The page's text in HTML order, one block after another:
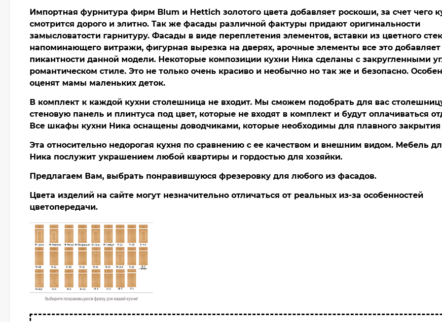
Импортная фурнитура фирм Blum и Hettich золотого цвета добавляет роскоши, за счет чего
смотрится дорого и элитно. Так же фасады различной фактуры придают оригинальности
замысловатости гарнитуру. Фасады в виде переплетения элементов, вставки из цветного
напоминающего витражи, фигурная вырезка на дверях, арочные элементы все это добавляет
пикантности данной модели. Некоторые композиции кухни Ника сделаны с закругленными
романтическом стиле. Это не только очень красиво и необычно но так же и безопасно.
оценят мамы маленьких деток.
В комплект к каждой кухни столешница не входит. Мы сможем подобрать для вас
стеновую панель и плинтуса под цвет, которые не входят в комплект и будут оплачиваться
Все шкафы кухни Ника оснащены доводчиками, которые необходимы для плавного закрытия
Эта относительно недорогая кухня по сравнению с ее качеством и внешним видом. Мебель
Ника послужит украшением любой квартиры и гордостью для хозяйки.
Предлагаем Вам, выбрать понравившуюся фрезеровку для любого из фасадов.
Цвета изделий на сайте могут незначительно отличаться от реальных из-за особенностей
цветопередачи.